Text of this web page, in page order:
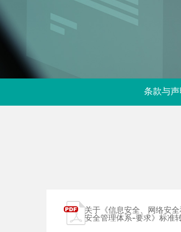
条款与声
关于《信息安全、网络安
安全管理体系-要求》标准
客户书